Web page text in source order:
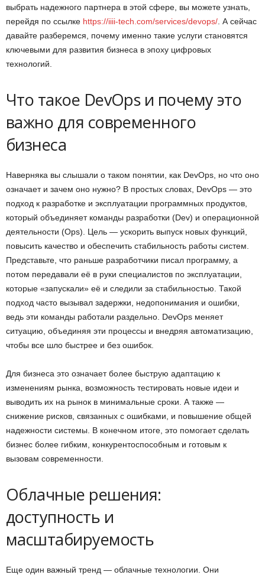
выбрать надежного партнера в этой сфере, вы можете узнать,
перейдя по ссылке https://iiii-tech.com/services/devops/ . А сейчас
давайте разберемся, почему именно такие услуги становятся
ключевыми для развития бизнеса в эпоху цифровых
технологий.
Что такое DevOps и почему это
важно для современного
бизнеса
Наверняка вы слышали о таком понятии, как DevOps, но что оно
означает и зачем оно нужно? В простых словах, DevOps — это
подход к разработке и эксплуатации программных продуктов,
который объединяет команды разработки (Dev) и операционной
деятельности (Ops). Цель — ускорить выпуск новых функций,
повысить качество и обеспечить стабильность работы систем.
Представьте, что раньше разработчики писал программу, а
потом передавали её в руки специалистов по эксплуатации,
которые «запускали» её и следили за стабильностью. Такой
подход часто вызывал задержки, недопонимания и ошибки,
ведь эти команды работали раздельно. DevOps меняет
ситуацию, объединяя эти процессы и внедряя автоматизацию,
чтобы все шло быстрее и без ошибок.
Для бизнеса это означает более быструю адаптацию к
изменениям рынка, возможность тестировать новые идеи и
выводить их на рынок в минимальные сроки. А также —
снижение рисков, связанных с ошибками, и повышение общей
надежности системы. В конечном итоге, это помогает сделать
бизнес более гибким, конкурентоспособным и готовым к
вызовам современности.
Облачные решения:
доступность и
масштабируемость
Еще один важный тренд — облачные технологии. Они